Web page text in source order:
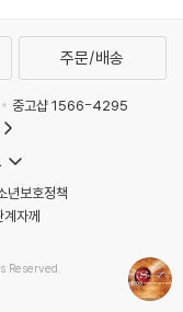
주문/배송
중고샵 1566-4295
년보호정책
계자께
Reserved.